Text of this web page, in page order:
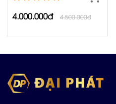
4.000.000đ 4.500.000đ